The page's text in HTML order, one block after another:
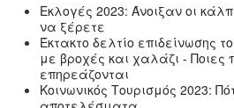
Εκλογές 2023: Άνοιξαν οι
να ξέρετε
Έκτακτο δελτίο επιδείνωσης
με βροχές και χαλάζι - Ποιες
επηρεάζονται
Κοινωνικός Τουρισμός 2023: